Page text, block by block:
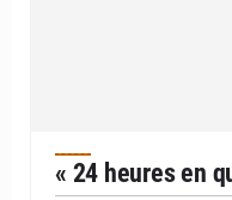
« 24 heures en